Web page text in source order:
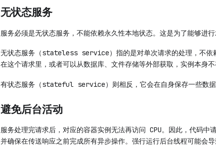
无状态服务
服务必须是无状态服务，不能依赖永久性本地状态。这是为了能够进行
无状态服务（stateless service）指的是对单次请求的处理，不依
在这个请求里，或者可以从数据库、文件存储等外部获取，实例本身不
有状态服务（stateful service）则相反，它会在自身保存一些数据
避免后台活动
服务处理完请求后，对应的容器实例无法再访问 CPU。因此，代码中
并确保在传送响应之前完成所有异步操作。强行运行后台线程可能会导